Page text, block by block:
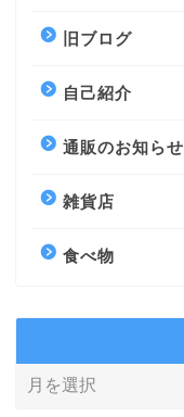
旧ブログ
自己紹介
通販のお知らせ
雑貨店
食べ物